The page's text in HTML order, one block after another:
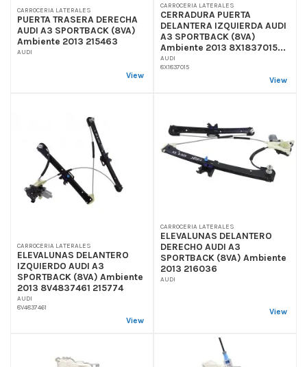
CARROCERIA LATERALES
PUERTA TRASERA DERECHA
AUDI A3 SPORTBACK (8VA)
Ambiente 2013 215463
AUDI
View
CARROCERIA LATERALES
CERRADURA PUERTA
DELANTERA IZQUIERDA AUDI
A3 SPORTBACK (8VA)
Ambiente 2013 8X1837015...
AUDI
8X1837015
View
CARROCERIA LATERALES
ELEVALUNAS DELANTERO
IZQUIERDO AUDI A3
SPORTBACK (8VA) Ambiente
2013 8V4837461 215774
AUDI
8V4837461
View
CARROCERIA LATERALES
ELEVALUNAS DELANTERO
DERECHO AUDI A3
SPORTBACK (8VA) Ambiente
2013 216036
AUDI
View